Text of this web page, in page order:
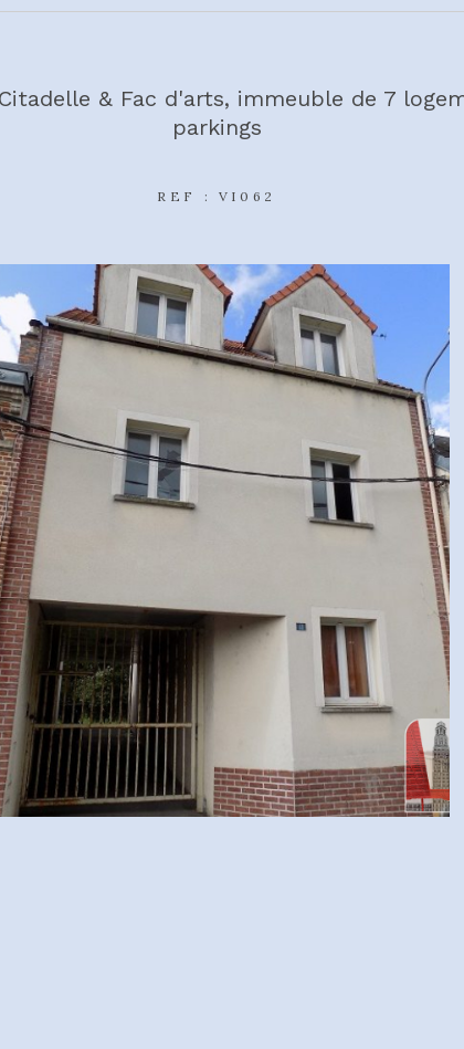
& Fac d'arts, immeuble de 7
parkings
REF : VI062